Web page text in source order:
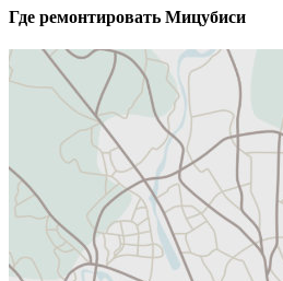
Где ремонтировать Мицубиси